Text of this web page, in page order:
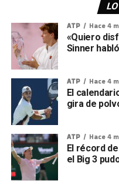
ATP Hace 4
«Quiero
Sinner
ATP Hace 4
El
gira de
ATP Hace 4
El récord
el Big 3